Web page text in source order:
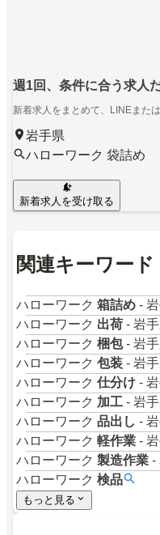
週1回、条件に合う求人
新着求人をまとめて、LINEまた
岩手県
ハローワーク 袋詰め
新着求人を受け取る
関連キーワード
ハローワーク 箱詰め -
ハローワーク 出荷 - 岩
ハローワーク 梱包 - 岩
ハローワーク 包装 - 岩
ハローワーク 仕分け -
ハローワーク 加工 - 岩
ハローワーク 品出し -
ハローワーク 軽作業 -
ハローワーク 製造作業 -
ハローワーク 検品
もっと見る